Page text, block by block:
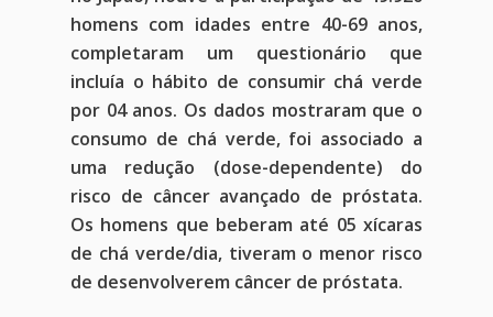
homens com idades entre 40-69 anos,
completaram um questionário que
incluía o hábito de consumir chá verde
por 04 anos. Os dados mostraram que o
consumo de chá verde, foi associado a
uma redução (dose-dependente) do
risco de câncer avançado de próstata.
Os homens que beberam até 05 xícaras
de chá verde/dia, tiveram o menor risco
de desenvolverem câncer de próstata.
Home
Blog
Agendar Consulta